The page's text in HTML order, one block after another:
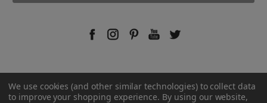
© 2026 Rust-Oleum France.
We use cookies (and other similar technologies) to collect data
to improve your shopping experience. By using our website,